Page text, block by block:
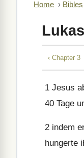
Home › Bibles
‹ Chapter 3
1 Jesus
40 Tage
2 indem
hungerte